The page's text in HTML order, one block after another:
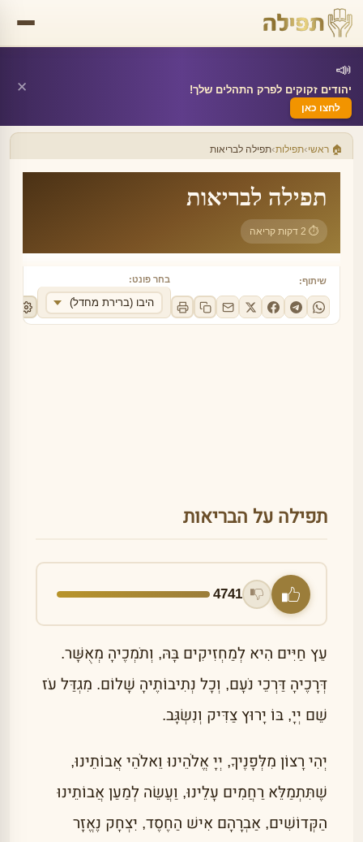
📣
יהודים זקוקים לפרק התהלים שלך!
לחצו כאן
✕
🏠 ראשי›תפילות›תפילה לבריאות
תפילה לבריאות
⏱ 2 דקות קריאה
שיתוף: בחר פונט:
היבו (ברירת מחדל)
תפילה על הבריאות
4741
עֵץ חַיִּים הִיא לְמַחְזִיקִים בָּהּ, וְתֹמְכֶיהָ מְאֻשָּׁר.
דְּרָכֶיהָ דַּרְכֵי נֹעָם, וְכָל נְתִיבוֹתֶיהָ שָׁלוֹם. מִגְדַּל עֹז
שֵׁם יְיָ, בּוֹ יָרוּץ צַדִּיק וְנִשְׂגָּב.
יְהִי רָצוֹן מִלְּפָנֶיךָ, יְיָ אֱלֹהֵינוּ וֵאלֹהֵי אֲבוֹתֵינוּ,
שֶׁתִּתְמַלֵּא רַחֲמִים עָלֵינוּ, וַעֲשֵׂה לְמַעַן אֲבוֹתֵינוּ
הַקְּדוֹשִׁים, אַבְרָהָם אִישׁ הַחֶסֶד, יִצְחָק נֶאֱזָר